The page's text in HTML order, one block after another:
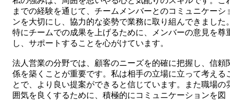
までの経験を通じて、チームメンバーとのコミュニケーシ
ンを大切にし、協力的な姿勢で業務に取り組んできました
特にチームでの成果を上げるために、メンバーの意見を尊
し、サポートすることを心がけています。
法人営業の分野では、顧客のニーズを的確に把握し、信頼
係を築くことが重要です。私は相手の立場に立って考える
とで、より良い提案ができると信じています。また職場の
囲気を良くするために、積極的にコミュニケーションを図